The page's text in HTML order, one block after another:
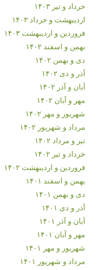
خرداد و تیر ۱۴۰۳
اردیبهشت و خرداد ۱۴۰۳
فروردین و اردیبهشت ۱۴۰۳
بهمن و اسفند ۱۴۰۲
دی و بهمن ۱۴۰۲
آذر و دی ۱۴۰۲
آبان و آذر ۱۴۰۲
مهر و آبان ۱۴۰۲
شهریور و مهر ۱۴۰۲
مرداد و شهریور ۱۴۰۲
تیر و مرداد ۱۴۰۲
خرداد و تیر ۱۴۰۲
فروردین و اردیبهشت ۱۴۰۲
بهمن و اسفند ۱۴۰۱
دی و بهمن ۱۴۰۱
آذر و دی ۱۴۰۱
آبان و آذر ۱۴۰۱
مهر و آبان ۱۴۰۱
شهریور و مهر ۱۴۰۱
مرداد و شهریور ۱۴۰۱